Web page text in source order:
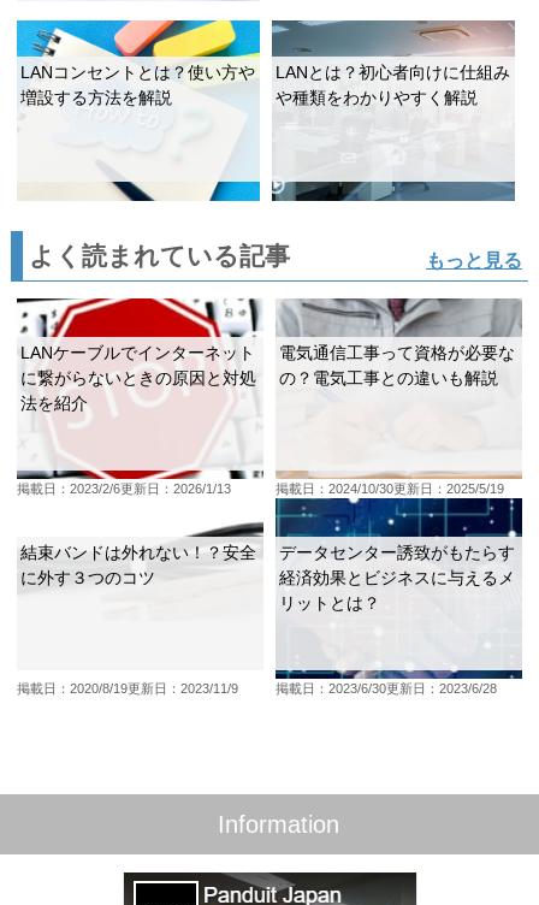
LANコンセントとは？使い方や
増設する方法を解説
LANとは？初心者向けに仕組み
や種類をわかりやすく解説
よく読まれている記事 もっと見る
LANケーブルでインターネット
に繋がらないときの原因と対処
法を紹介
掲載日：2023/2/6更新日：2026/1/13
電気通信工事って資格が必要な
の？電気工事との違いも解説
掲載日：2024/10/30更新日：2025/5/19
結束バンドは外れない！？安全
に外す３つのコツ
掲載日：2020/8/19更新日：2023/11/9
データセンター誘致がもたらす
経済効果とビジネスに与えるメ
リットとは？
掲載日：2023/6/30更新日：2023/6/28
Information